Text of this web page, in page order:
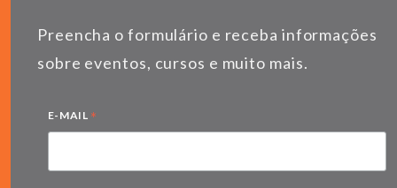
Preencha o formulário e receba informações
sobre eventos, cursos e muito mais.
E-MAIL *